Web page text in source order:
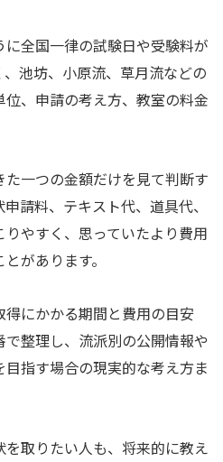
全国一律の試験日や受験料が
池坊、小原流、草月流などの
、申請の考え方、教室の料金
一つの金額だけを見て判断す
請料、テキスト代、道具代、
やすく、思っていたより費用
があります。
にかかる期間と費用の目安
整理し、流派別の公開情報や
指す場合の現実的な考え方ま
取りたい人も、将来的に教え